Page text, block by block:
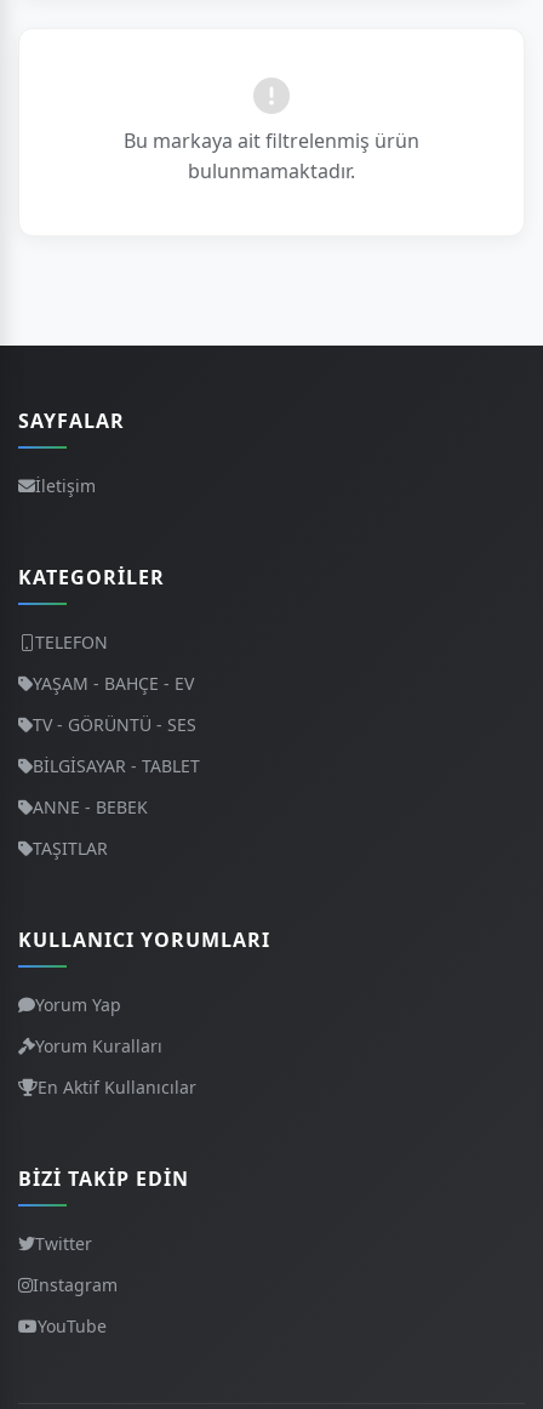
Bu markaya ait filtrelenmiş ürün
bulunmamaktadır.
SAYFALAR
İletişim
KATEGORILER
TELEFON
YAŞAM - BAHÇE - EV
TV - GÖRÜNTÜ - SES
BİLGİSAYAR - TABLET
ANNE - BEBEK
TAŞITLAR
KULLANICI YORUMLARI
Yorum Yap
Yorum Kuralları
En Aktif Kullanıcılar
BIZI TAKIP EDIN
Twitter
Instagram
YouTube